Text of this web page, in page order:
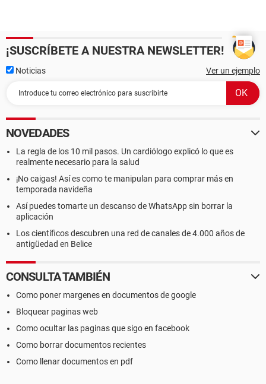
¡SUSCRÍBETE A NUESTRA NEWSLETTER!
Noticias Ver un ejemplo
NOVEDADES
La regla de los 10 mil pasos. Un cardiólogo explicó lo que es
realmente necesario para la salud
¡No caigas! Así es como te manipulan para comprar más en
temporada navideña
Así puedes tomarte un descanso de WhatsApp sin borrar la
aplicación
Los científicos descubren una red de canales de 4.000 años de
antigüedad en Belice
CONSULTA TAMBIÉN
Como poner margenes en documentos de google
Bloquear paginas web
Como ocultar las paginas que sigo en facebook
Como borrar documentos recientes
Como llenar documentos en pdf